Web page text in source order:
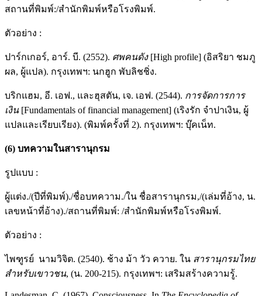
สถานที่พิมพ์:/สำนักพิมพ์หรือโรงพิมพ์.
ตัวอย่าง :
ปาร์กเกอร์, อาร์. บี. (2552). ศพคนดัง[High profile] (อิสริยา ชมภู
ผล, ผู้แปล). กรุงเทพฯ: นกฮูก พับลิชชิ่ง.
บริกแฮม, อี. เอฟ., และฮุสตัน, เจ. เอฟ. (2544). การจัดการการ
เงิน [Fundamentals of financial management] (เริงรัก จำปาเงิน, ผู้
แปลและเรียบเรียง). (พิมพ์ครั้งที่ 2). กรุงเทพฯ: บุ๊คเน็ท.
(6) บทความในสารานุกรม
รูปแบบ :
ผู้แต่ง./(ปีที่พิมพ์)./ชื่อบทความ./ใน ชื่อสารานุกรม,/(เล่มที่อ้าง, น.
เลขหน้าที่อ้าง)./สถานที่พิมพ์: /สำนักพิมพ์หรือโรงพิมพ์.
ตัวอย่าง :
ไพฑูรย์ นามวิจิต. (2540). ช้าง ม้า วัว ควาย. ใน สารานุกรมไทย
สำหรับเขาวชน, (น. 200-215). กรุงเทพฯ: เสริมสร้างความรู้.